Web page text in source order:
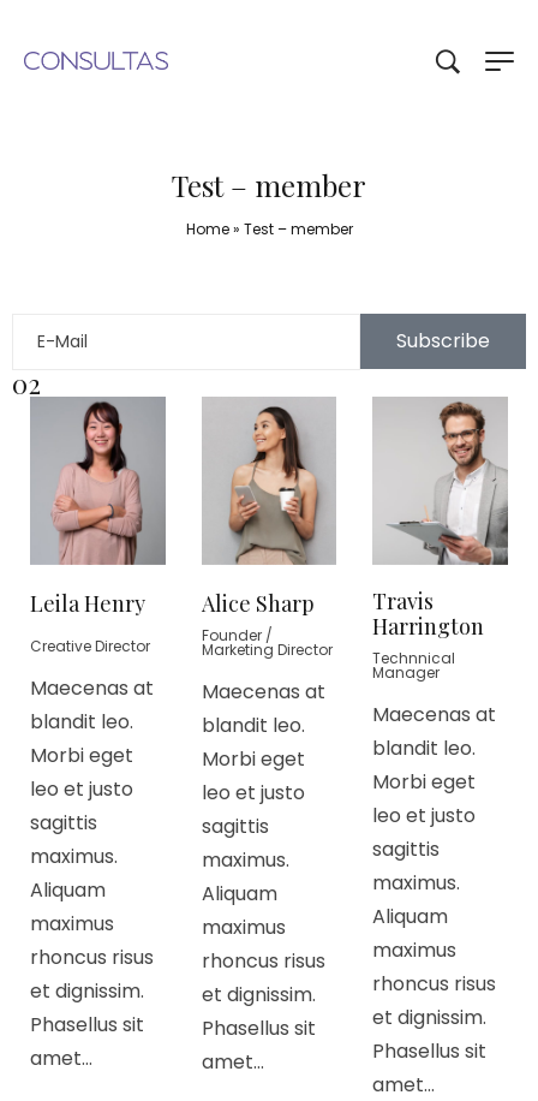
Test – member
Home» Test – member
Subscribe
02
Leila Henry
Creative Director
Maecenas at
blandit leo.
Morbi eget
leo et justo
sagittis
maximus.
Aliquam
maximus
rhoncus risus
et dignissim.
Phasellus sit
amet…
Alice Sharp
Founder /
Marketing Director
Maecenas at
blandit leo.
Morbi eget
leo et justo
sagittis
maximus.
Aliquam
maximus
rhoncus risus
et dignissim.
Phasellus sit
amet…
Travis
Harrington
Technnical
Manager
Maecenas at
blandit leo.
Morbi eget
leo et justo
sagittis
maximus.
Aliquam
maximus
rhoncus risus
et dignissim.
Phasellus sit
amet…